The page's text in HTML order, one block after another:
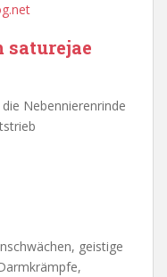
saturejae
Nebennierenrinde
geistige